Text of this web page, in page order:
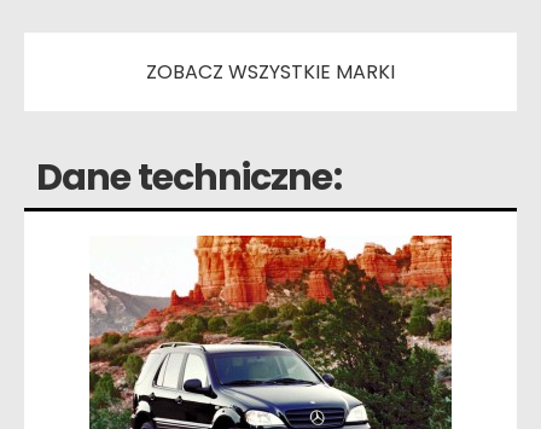
ZOBACZ WSZYSTKIE MARKI
Dane techniczne: